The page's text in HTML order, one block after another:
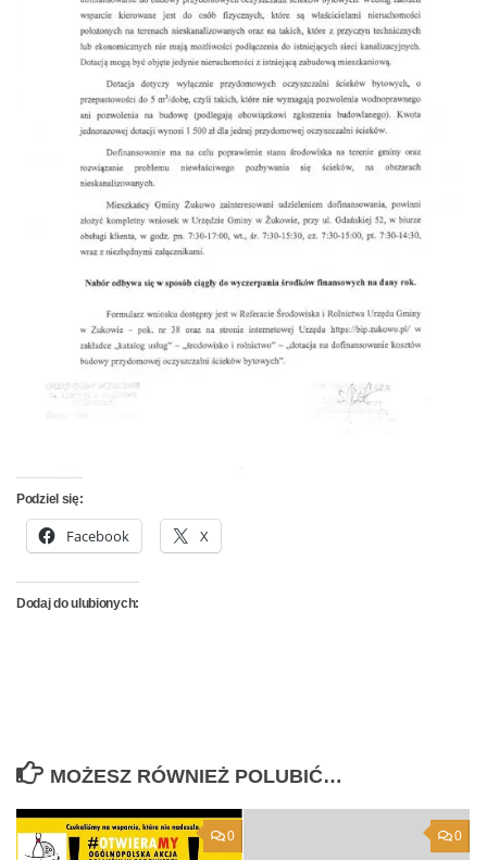
Podziel się:
Facebook X
Dodaj do ulubionych:
MOŻESZ RÓWNIEŻ POLUBIĆ…
0 0